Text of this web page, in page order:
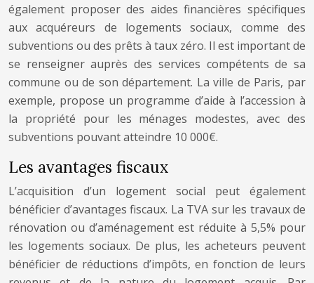
également proposer des aides financières spécifiques
aux acquéreurs de logements sociaux, comme des
subventions ou des prêts à taux zéro. Il est important de
se renseigner auprès des services compétents de sa
commune ou de son département. La ville de Paris, par
exemple, propose un programme d’aide à l’accession à
la propriété pour les ménages modestes, avec des
subventions pouvant atteindre 10 000€.
Les avantages fiscaux
L’acquisition d’un logement social peut également
bénéficier d’avantages fiscaux. La TVA sur les travaux de
rénovation ou d’aménagement est réduite à 5,5% pour
les logements sociaux. De plus, les acheteurs peuvent
bénéficier de réductions d’impôts, en fonction de leurs